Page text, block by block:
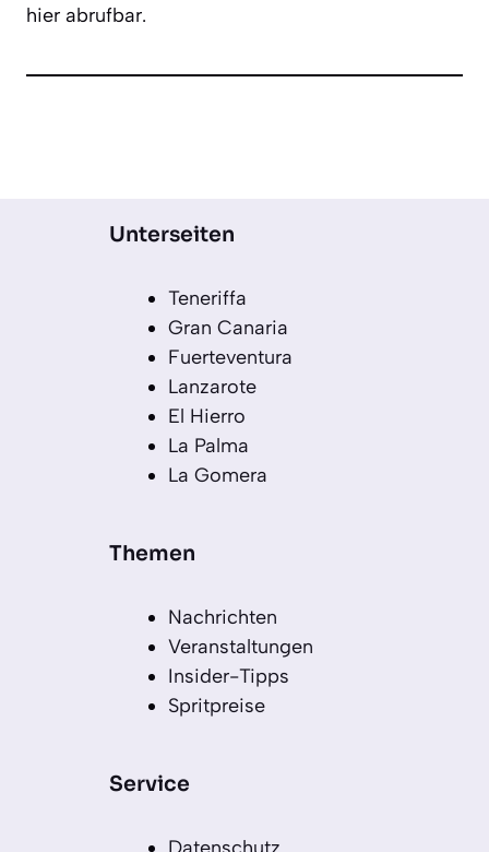
hier abrufbar.
Unterseiten
Teneriffa
Gran Canaria
Fuerteventura
Lanzarote
El Hierro
La Palma
La Gomera
Themen
Nachrichten
Veranstaltungen
Insider-Tipps
Spritpreise
Service